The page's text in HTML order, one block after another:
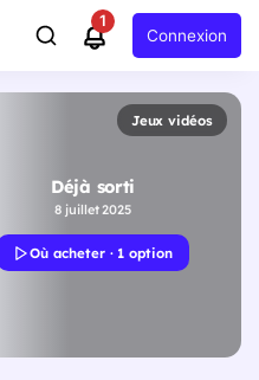
1
Connexion
Jeux vidéos
Déjà sorti
8 juillet 2025
Où acheter · 1 option